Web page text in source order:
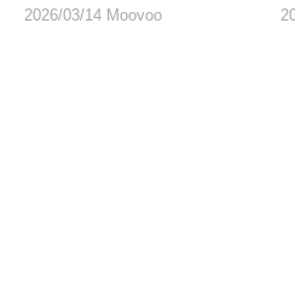
様まで
2026/03/14 Moovoo